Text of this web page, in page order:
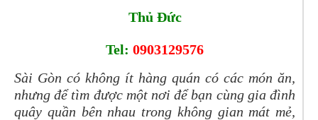
Thủ Đức
Tel: 0903129576
Sài Gòn có không ít hàng quán có các món ăn,
nhưng để tìm được một nơi để bạn cùng gia đình
quây quần bên nhau trong không gian mát mẻ,